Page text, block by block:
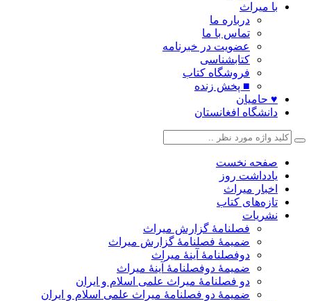
با میراث
درباره ما
تماس با ما
عضویت در خبرنامه
کتابشناسی
فروشگاه کتاب
■ پخش زنده
♥ حامیان
دانشگاه افغانستان
صفحه نخست
یادداشت روز
اخبار میراث
تازه‌های کتاب
نشریات
فصلنامۀ گزارش میراث
ضمیمۀ فصلنامۀ گزارش میراث
دوفصلنامۀ آینۀ میراث
ضمیمۀ دوفصلنامۀ آینۀ میراث
دو فصلنامۀ میراث علمی اسلام و ایران
ضمیمۀ دو فصلنامۀ میراث علمی اسلام و ایران